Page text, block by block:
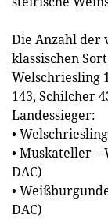
Die Anzahl der
klassischen
Welschriesling
143, Schilcher
Landessieger:
•
• Muskateller
DAC)
•
DAC)